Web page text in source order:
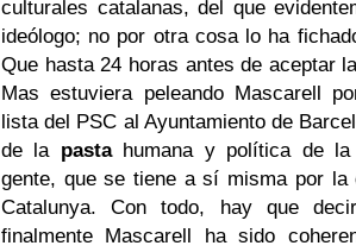
culturales catalanas, del que
ideólogo; no por otra cosa lo ha
Que hasta 24 horas antes de aceptar
Mas estuviera peleando Mascarell
lista del PSC al Ayuntamiento de
de la pastahumana y política de la
gente, que se tiene a sí misma por la
Catalunya. Con todo, hay que
finalmente Mascarell ha sido